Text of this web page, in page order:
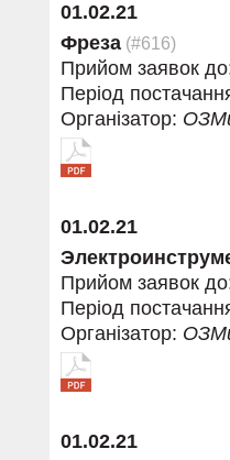
01.02.21
Фреза(#616)
Прийом заявок
Період
Організатор:
01.02.21
Прийом заявок
Період
Організатор:
01.02.21